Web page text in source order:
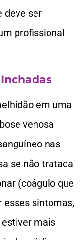
deve ser
profissional
em uma
venosa
nas
se não tratada
(coágulo que
esses sintomas,
mais